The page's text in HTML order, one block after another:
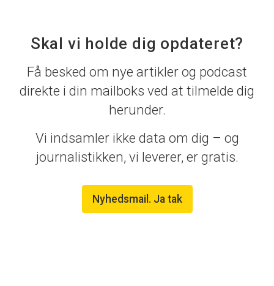
Skal vi holde dig opdateret?
Få besked om nye artikler og podcast
direkte i din mailboks ved at tilmelde dig
herunder.
Vi indsamler ikke data om dig – og
journalistikken, vi leverer, er gratis.
Nyhedsmail. Ja tak